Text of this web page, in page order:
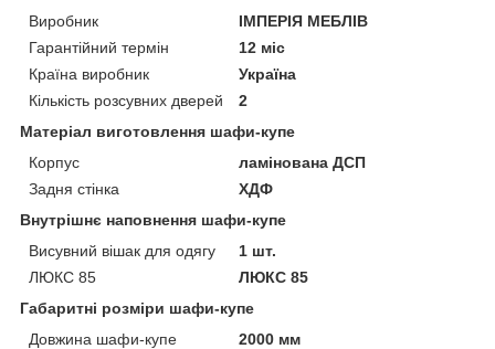
Виробник
ІМПЕРІЯ МЕБЛІВ
Гарантійний термін
12 міс
Країна виробник
Україна
Кількість розсувних дверей
2
Матеріал виготовлення шафи-купе
Корпус
ламінована ДСП
Задня стінка
ХДФ
Внутрішнє наповнення шафи-купе
Висувний вішак для одягу
1 шт.
ЛЮКС 85
ЛЮКС 85
Габаритні розміри шафи-купе
Довжина шафи-купе
2000 мм